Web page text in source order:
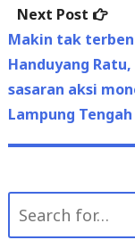
Next Post
Next
Makin tak
Handuyang
sasaran aksi
Lampung
for: